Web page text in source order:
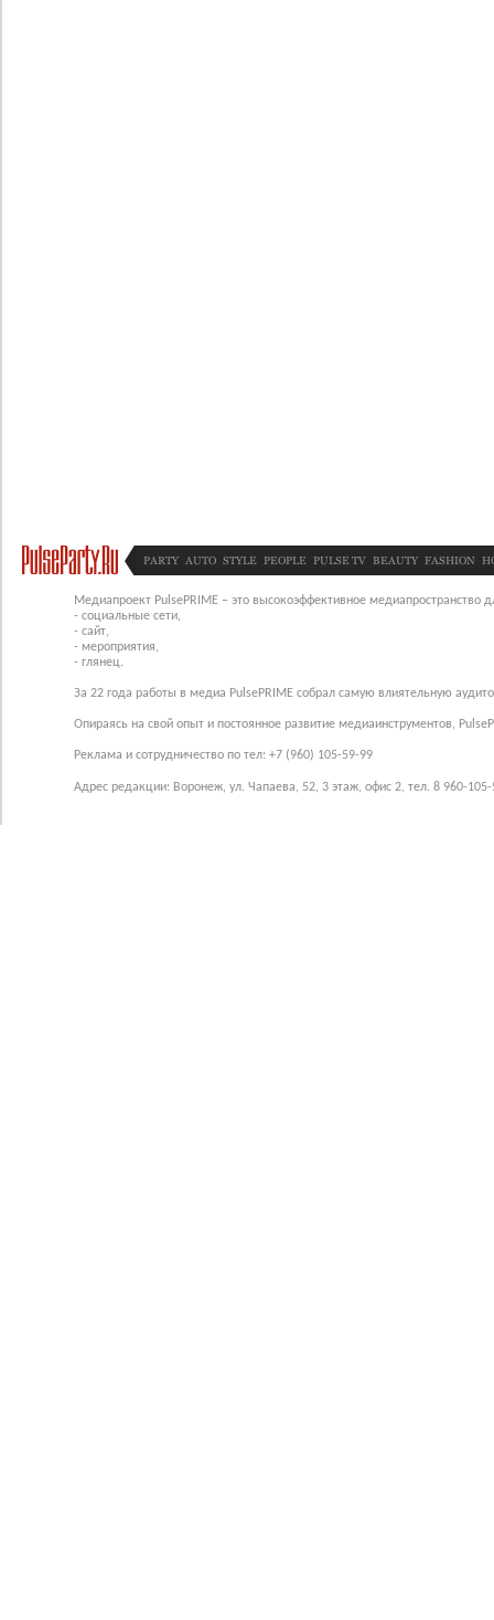
PARTY AUTO STYLE PEOPLE PULSE TV BEAUTY FASHION
Медиапроект PulsePRIME – это высокоэффективное медиапространство
- социальные сети,
- сайт,
- мероприятия,
- глянец.
За 22 года работы в медиа PulsePRIME собрал самую влиятельную
Опираясь на свой опыт и постоянное развитие медиаинструментов,
Реклама и сотрудничество по тел: +7 (960) 105-59-99
Адрес редакции: Воронеж, ул. Чапаева, 52, 3 этаж, офис 2, тел. 8 960-